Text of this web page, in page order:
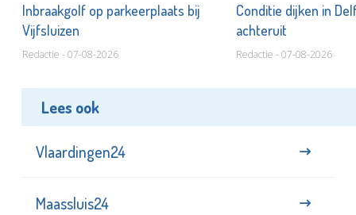
Inbraakgolf op parkeerplaats bij
Vijfsluizen
Redactie - 07-08-2026
Conditie dijken in
achteruit
Redactie - 07-08-2026
Lees ook
Vlaardingen24
Maassluis24